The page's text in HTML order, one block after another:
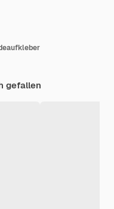
gefallen